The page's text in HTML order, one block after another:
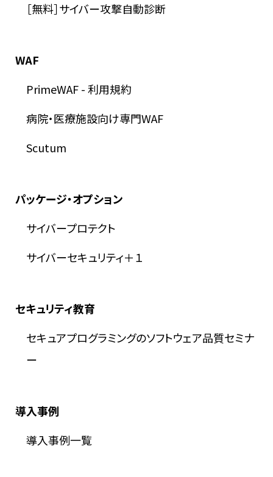
［無料］サイバー攻撃自動診断
WAF
PrimeWAF-利用規約
病院・医療施設向け専門WAF
Scutum
パッケージ・オプション
サイバープロテクト
サイバーセキュリティ＋１
セキュリティ教育
セキュアプログラミングのソフトウェア品質セミナ
ー
導入事例
導入事例一覧